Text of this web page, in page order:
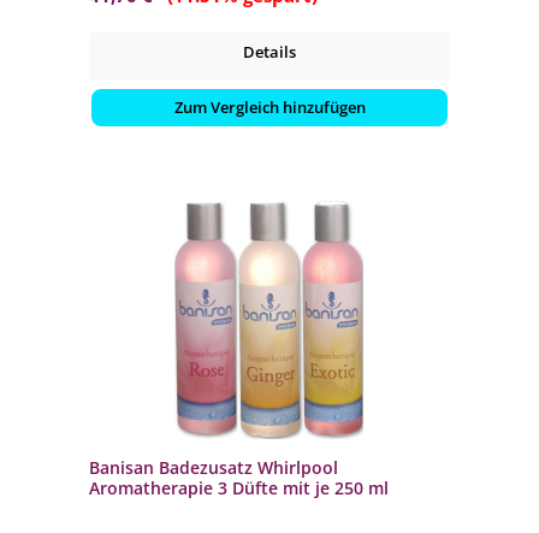
Details
Zum Vergleich hinzufügen
Banisan Badezusatz Whirlpool
Aromatherapie 3 Düfte mit je 250 ml